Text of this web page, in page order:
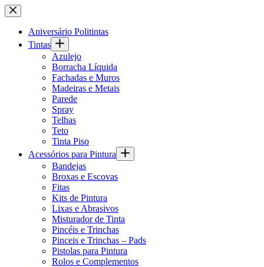
Pular
para
conteúdo
Aniversário Politintas
Tintas
Azulejo
Borracha Líquida
Fachadas e Muros
Madeiras e Metais
Parede
Spray
Telhas
Teto
Tinta Piso
Acessórios para Pintura
Bandejas
Broxas e Escovas
Fitas
Kits de Pintura
Lixas e Abrasivos
Misturador de Tinta
Pincéis e Trinchas
Pinceis e Trinchas – Pads
Pistolas para Pintura
Rolos e Complementos